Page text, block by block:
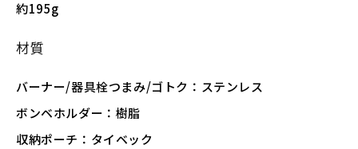
約195g
材質
バーナー/器具栓つまみ/ゴトク：ステンレス
ボンベホルダー：樹脂
収納ポーチ：タイベック